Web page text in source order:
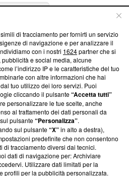
trasparenti su Blasting
e su come ci impegniamo a
afferma la nostra aderenza a
Blasting News non è
ma ha richiesto di farne
effettuato una verifica di
di tracciamento per fornirti un servizio
di navigazione e per analizzare il
con i nostri 1624partner che si
e social media, alcune
l’indirizzo IP e le caratteristiche del tuo
con altre informazioni che hai
tuo utilizzo dei loro servizi. Puoi
cliccando il pulsante“Accetta tutti”
personalizzare le tue scelte, anche
al trattamento dei dati personali da
pulsante“Personalizza”.
sul pulsante“X”in alto a destra),
predefinite che non consentono
di tracciamento diversi dai tecnici.
dati di navigazione per: Archiviare
Utilizzare dati limitati per la
profili per la pubblicità personalizzata.